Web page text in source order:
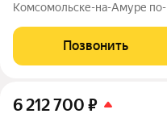
Комсомольске-на-Амуре
жителей, которые ценят
близость семьи и друзей, но
Позвонить
6 212 700 ₽